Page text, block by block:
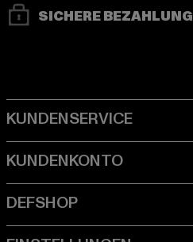
SICHERE BEZAHLUNG